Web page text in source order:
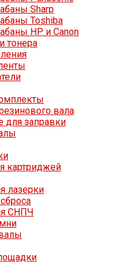
Sharp
Toshiba
HP и Canon
тонера
вала
для заправки
картриджей
лазерки
СНПЧ